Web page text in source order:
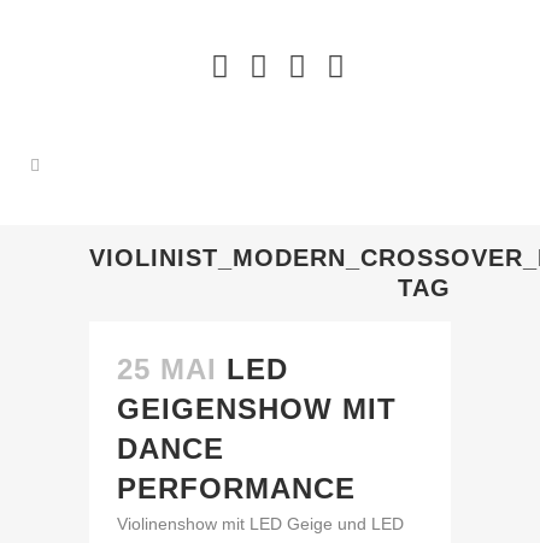
TAG
25 MAI LED
GEIGENSHOW MIT
DANCE
PERFORMANCE
Violinenshow mit LED Geige und LED